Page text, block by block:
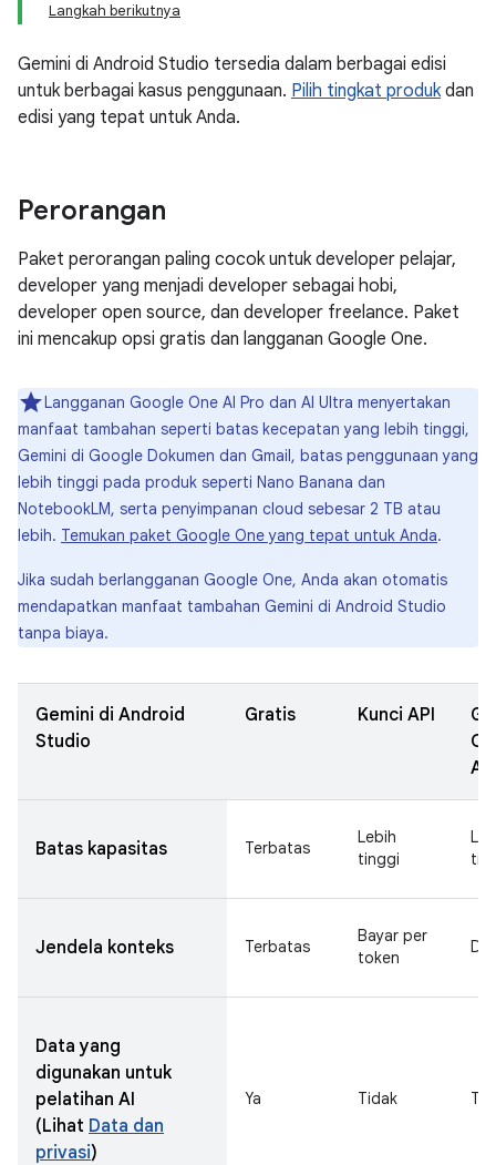
Langkah berikutnya
Gemini di Android Studio tersedia dalam berbagai edisi
untuk berbagai kasus penggunaan. Pilih tingkat produkdan
edisi yang tepat untuk Anda.
Perorangan
Paket perorangan paling cocok untuk developer pelajar,
developer yang menjadi developer sebagai hobi,
developer open source, dan developer freelance. Paket
ini mencakup opsi gratis dan langganan Google One.
Langganan Google One AI Pro dan AI Ultra menyertakan
manfaat tambahan seperti batas kecepatan yang lebih tinggi,
Gemini di Google Dokumen dan Gmail, batas penggunaan yang
lebih tinggi pada produk seperti Nano Banana dan
NotebookLM, serta penyimpanan cloud sebesar 2 TB atau
lebih. Temukan paket Google One yang tepat untuk Anda.
Jika sudah berlangganan Google One, Anda akan otomatis
mendapatkan manfaat tambahan Gemini di Android Studio
tanpa biaya.
Gemini di Android
Studio
Gratis Kunci API
AI
Batas kapasitas Terbatas
Lebih
tinggi
Jendela konteks Terbatas
Bayar per
token
Data yang
digunakan untuk
pelatihan AI
(Lihat Data dan
privasi)
Ya Tidak